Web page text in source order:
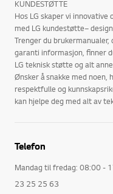
KUNDESTØTTE
Hos LG skaper vi
med LG kundestøtte–
Trenger du
garanti informasjon, finner
LG teknisk støtte og alt
Ønsker å snakke med noen,
respektfulle og
kan hjelpe deg med alt av
Telefon
Mandag til fredag: 08:00 -
23 25 25 63